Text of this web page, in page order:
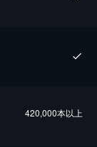
420,000本以上